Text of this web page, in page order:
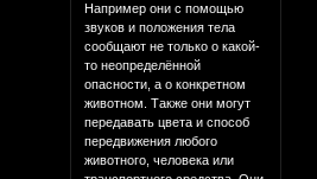
Например они с помощью
звуков и положения тела
сообщают не только о какой-
то неопределённой
опасности, а о конкретном
животном. Также они могут
передавать цвета и способ
передвижения любого
животного, человека или